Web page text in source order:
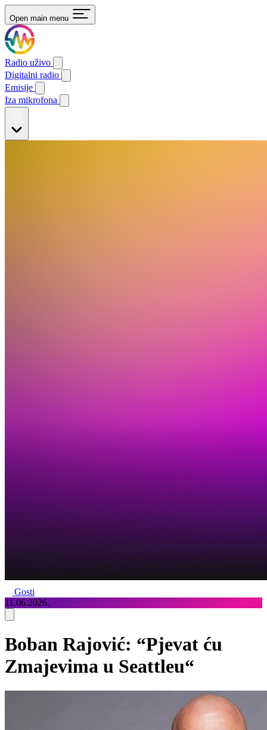
Open main menu
Radio uživo
Digitalni radio
Emisije
Iza mikrofona
Gosti
11.06.2026.
Boban Rajović: “Pjevat ću
Zmajevima u Seattleu“